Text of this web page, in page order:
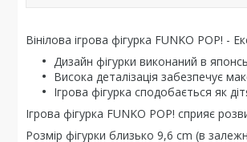
Вінілова ігрова фігурка FUNKO POP!
Дизайн фігурки виконаний в
Висока деталізація забезпечує
Ігрова фігурка сподобається як
Ігрова фігурка FUNKO POP! сприяє
Розмір фігурки близько 9,6 cm (в